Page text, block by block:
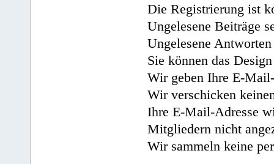
Die Registrierung ist
Ungelesene Beiträge
Ungelesene
Sie können das
Wir geben Ihre E-
Wir verschicken
Ihre E-Mail-Adresse
Mitgliedern nicht
Wir sammeln keine